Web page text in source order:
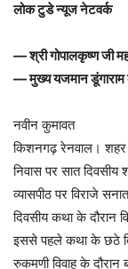
लोक टुडे न्यूज नेटवर्क
— श्री गोपालकृष्ण जी
— मुख्य यजमान
नवीन कुमावत
किशनगढ़ रेनवाल। शहर
निवास पर सात
व्यासपीठ पर विराजे
दिवसीय कथा के दौरान
इससे पहले कथा के छठे
रुकमणी विवाह के